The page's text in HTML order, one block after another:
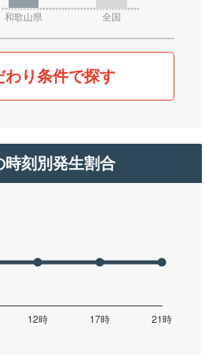
和歌山県 全国
わり条件で探す
時刻別発生割合